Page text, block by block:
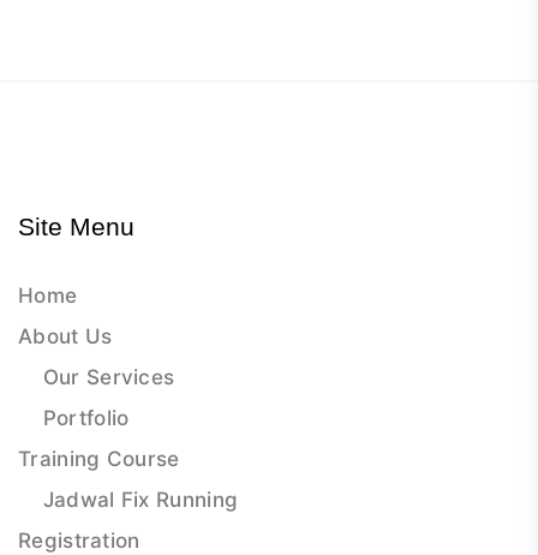
Site Menu
Home
About Us
Our Services
Portfolio
Training Course
Jadwal Fix Running
Registration